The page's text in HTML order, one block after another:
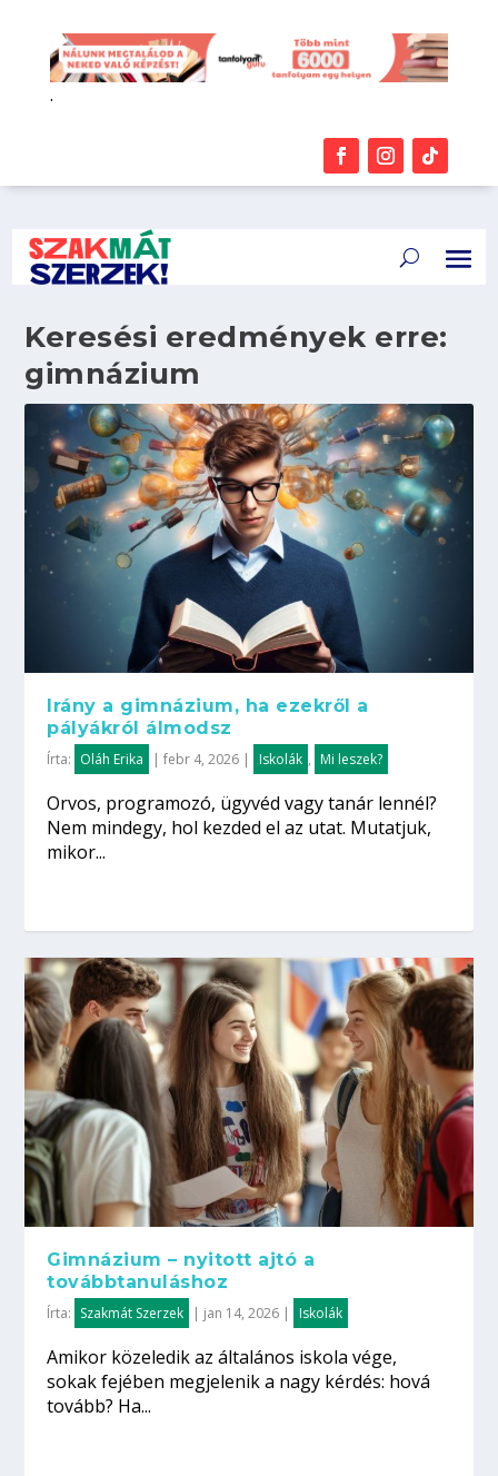
.
Keresési eredmények erre:
gimnázium
Irány a gimnázium, ha ezekről a
pályákról álmodsz
Írta: Oláh Erika |febr 4, 2026 | Iskolák , Mi leszek?
Orvos, programozó, ügyvéd vagy tanár lennél?
Nem mindegy, hol kezded el az utat. Mutatjuk,
mikor...
Gimnázium – nyitott ajtó a
továbbtanuláshoz
Írta: Szakmát Szerzek | jan 14, 2026 | Iskolák
Amikor közeledik az általános iskola vége,
sokak fejében megjelenik a nagy kérdés: hová
tovább? Ha...